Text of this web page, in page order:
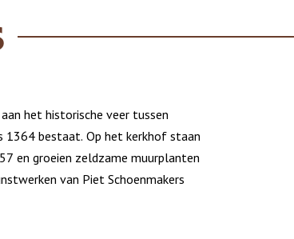
het historische veer tussen
1364 bestaat. Op het kerkhof staan
en groeien zeldzame muurplanten
van Piet Schoenmakers